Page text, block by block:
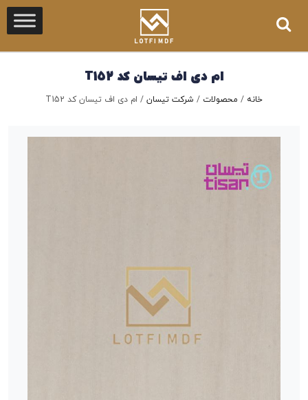
ام دی اف تیسان کد T152
خانه / محصولات / شرکت تیسان / ام دی اف تیسان کد T152